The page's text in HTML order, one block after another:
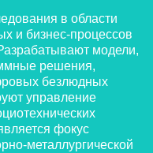
в области
и бизнес-процессов
модели,
решения,
безлюдных
управление
фокус
металлургической